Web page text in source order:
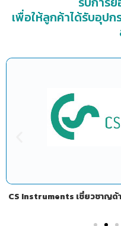
เพื่อให้ลูกค้าได้รับอุ
CS Instruments เชี่ยวชาญด้